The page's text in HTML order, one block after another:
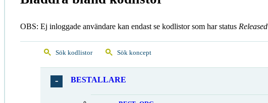
OBS: Ej inloggade användare kan endast se kodlistor som har status Released
Sök kodlistor Sök koncept
BESTALLARE